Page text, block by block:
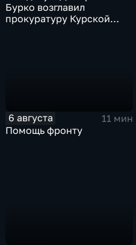
Бурко возглавил
прокуратуру Курской
6 августа
11 мин
Помощь фронту